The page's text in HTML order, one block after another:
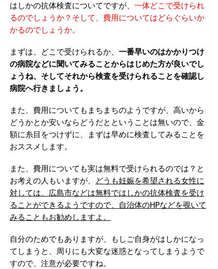
はしかの抗体検査についてですが、 一体どこで受けられ
るのでしょうか？そして、費用についてはどらぐらいか
かるのでしょうか。
まずは、どこで受けられるか、 一番早いのはかかりつけ
の病院などに聞いてみることからはじめた方が良いでし
ょうね、そしてそれから検査を受けられることを確認し
病院へ行きましょう。
また、費用についてもまちまちのようですが、高いから
どうかとか安いならどうだとということは無いので、金
額に糸目をつけずに、まずは早めに検査してみることを
おススメします。
また、費用についても実は無料で受けられるのでは？と
お考えの人もいますが、 どうも妊娠を希望される女性に
対しては、広島市などは無料ではしかの抗体検査を受け
ることができるようですので、自治体のHPなどを覗いて
みることもお勧めしますよ。
自分のためでもありますが、もしご自身がはしかになっ
てしまうと、周りにも大変な迷惑となってしまうようで
すので、注意が必要ですね。